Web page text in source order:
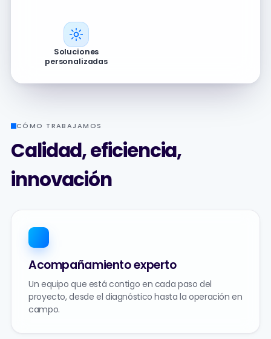
Soluciones
personalizadas
CÓMO TRABAJAMOS
Calidad, eficiencia,
innovación
Acompañamiento experto
Un equipo que está contigo en cada paso del
proyecto, desde el diagnóstico hasta la operación en
campo.